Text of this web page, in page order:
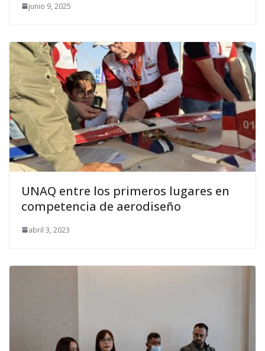
junio 9, 2025
UNAQ entre los primeros lugares en
competencia de aerodiseño
abril 3, 2023